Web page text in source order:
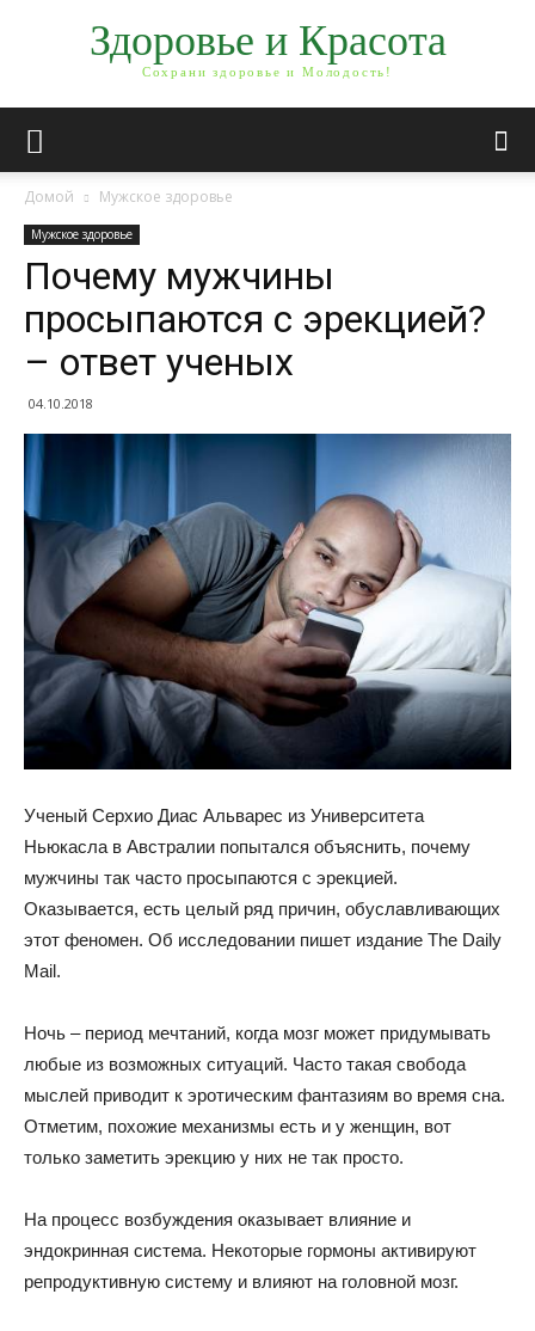
Здоровье и Красота
Сохрани здоровье и Молодость!
Домой Мужское здоровье
Мужское здоровье
Почему мужчины
просыпаются с эрекцией?
– ответ ученых
04.10.2018
Ученый Серхио Диас Альварес из Университета
Ньюкасла в Австралии попытался объяснить, почему
мужчины так часто просыпаются с эрекцией.
Оказывается, есть целый ряд причин, обуславливающих
этот феномен. Об исследовании пишет издание The Daily
Mail.
Ночь – период мечтаний, когда мозг может придумывать
любые из возможных ситуаций. Часто такая свобода
мыслей приводит к эротическим фантазиям во время сна.
Отметим, похожие механизмы есть и у женщин, вот
только заметить эрекцию у них не так просто.
На процесс возбуждения оказывает влияние и
эндокринная система. Некоторые гормоны активируют
репродуктивную систему и влияют на головной мозг.